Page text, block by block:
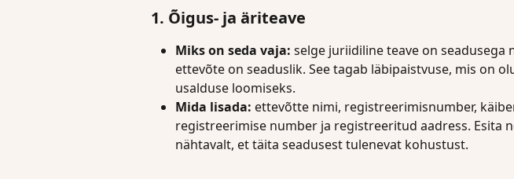
1. Õigus- ja äriteave
Miks on seda vaja: selge juriidiline teave on seadusega
ettevõte on seaduslik. See tagab läbipaistvuse, mis on
usalduse loomiseks.
Mida lisada: ettevõtte nimi, registreerimisnumber,
registreerimise number ja registreeritud aadress. Esita
nähtavalt, et täita seadusest tulenevat kohustust.